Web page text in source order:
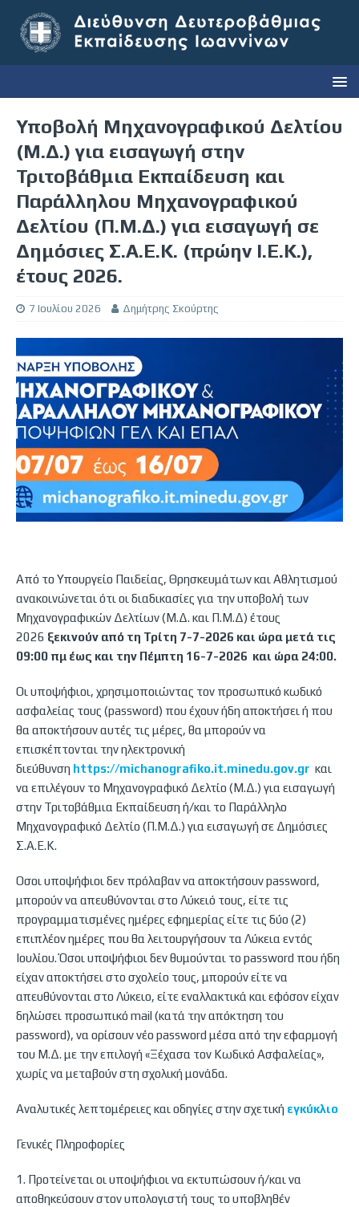
Υποβολή Μηχανογραφικού Δελτίου
(Μ.Δ.) για εισαγωγή στην
Τριτοβάθμια Εκπαίδευση και
Παράλληλου Μηχανογραφικού
Δελτίου (Π.Μ.Δ.) για εισαγωγή σε
Δημόσιες Σ.Α.Ε.Κ. (πρώην Ι.Ε.Κ.),
έτους 2026.
7 Ιουλίου 2026 Δημήτρης Σκούρτης
Από το Υπουργείο Παιδείας, Θρησκευμάτων και Αθλητισμού
ανακοινώνεται ότι οι διαδικασίες για την υποβολή των
Μηχανογραφικών Δελτίων (Μ.Δ. και Π.Μ.Δ) έτους
2026 ξεκινούν από τη Τρίτη 7-7-2026 και ώρα μετά τις
09:00 πμ έως και την Πέμπτη 16-7-2026 και ώρα 24:00.
Οι υποψήφιοι, χρησιμοποιώντας τον προσωπικό κωδικό
ασφαλείας τους (password) που έχουν ήδη αποκτήσει ή που
θα αποκτήσουν αυτές τις μέρες, θα μπορούν να
επισκέπτονται την ηλεκτρονική
διεύθυνση https://michanografiko.it.minedu.gov.gr και
να επιλέγουν το Μηχανογραφικό Δελτίο (Μ.Δ.) για εισαγωγή
στην Τριτοβάθμια Εκπαίδευση ή/και το Παράλληλο
Μηχανογραφικό Δελτίο (Π.Μ.Δ.) για εισαγωγή σε Δημόσιες
Σ.Α.Ε.Κ.
Όσοι υποψήφιοι δεν πρόλαβαν να αποκτήσουν password,
μπορούν να απευθύνονται στο Λύκειό τους, είτε τις
προγραμματισμένες ημέρες εφημερίας είτε τις δύο (2)
επιπλέον ημέρες που θα λειτουργήσουν τα Λύκεια εντός
Ιουλίου. Όσοι υποψήφιοι δεν θυμούνται το password που ήδη
είχαν αποκτήσει στο σχολείο τους, μπορούν είτε να
απευθύνονται στο Λύκειο, είτε εναλλακτικά και εφόσον είχαν
δηλώσει προσωπικό mail (κατά την απόκτηση του
password), να ορίσουν νέο password μέσα από την εφαρμογή
του Μ.Δ. με την επιλογή «Ξέχασα τον Κωδικό Ασφαλείας»,
χωρίς να μεταβούν στη σχολική μονάδα.
Αναλυτικές λεπτομέρειες και οδηγίες στην σχετική εγκύκλιο
Γενικές Πληροφορίες
1. Προτείνεται οι υποψήφιοι να εκτυπώσουν ή/και να
αποθηκεύσουν στον υπολογιστή τους το υποβληθέν